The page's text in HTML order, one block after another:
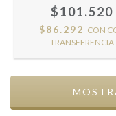
$101.520
$86.292 CON
TRANSFERENCIA